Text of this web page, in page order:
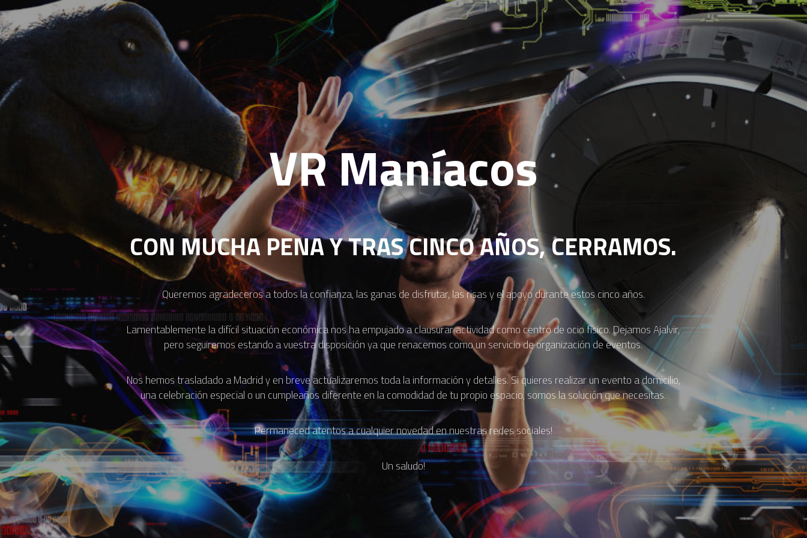
VR Maníacos
CON MUCHA PENA Y TRAS CINCO AÑOS, CERRAMOS.
Queremos agradeceros a todos la confianza, las ganas de disfrutar, las risas y el apoyo durante estos cinco años.
Lamentablemente la difícil situación económica nos ha empujado a clausurar actividad como centro de ocio físico. Dejamos Ajalvir,
pero seguiremos estando a vuestra disposición ya que renacemos como un servicio de organización de eventos.
Nos hemos trasladado a Madrid y en breve actualizaremos toda la información y detalles. Si quieres realizar un evento a domicilio,
una celebración especial o un cumpleaños diferente en la comodidad de tu propio espacio, somos la solución que necesitas.
Permaneced atentos a cualquier novedad en nuestras redes sociales!
Un saludo!